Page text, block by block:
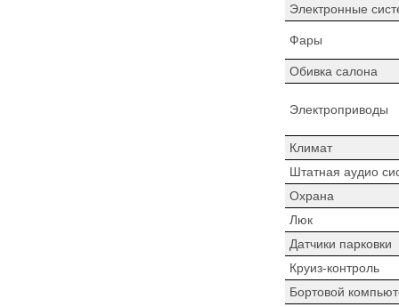
Электронные
Фары
Обивка салона
Электроприводы
Климат
Штатная аудио
Охрана
Люк
Датчики парковки
Круиз-контроль
Бортовой